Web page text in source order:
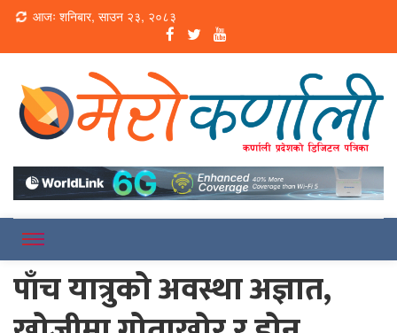
Loading...
आजः शनिबार, साउन २३, २०८३
Merokarnali
पाँच यात्रुको अवस्था अज्ञात,